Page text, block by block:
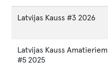
Latvijas Kauss #3 2026
Latvijas Kauss Amatieriem
#5 2025